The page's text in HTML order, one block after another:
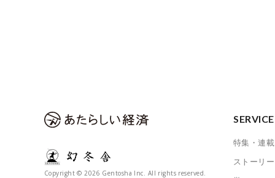
Copyright © 2026 Gentosha Inc. All rights reserved.
SERVICE
特集・連載
ストーリー